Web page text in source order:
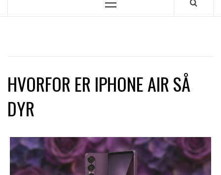
Primary
HVORFOR ER IPHONE AIR SÅ
DYR